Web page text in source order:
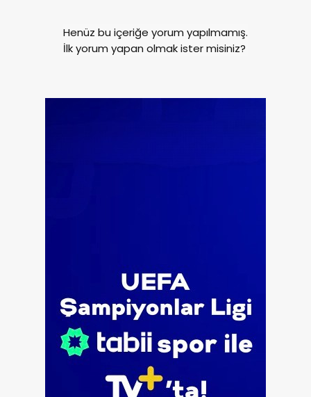
Henüz bu içeriğe yorum yapılmamış.
İlk yorum yapan olmak ister misiniz?